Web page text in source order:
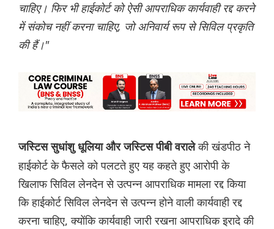
चाहिए। फिर भी हाईकोर्ट को ऐसी आपराधिक कार्यवाही रद्द करने
में संकोच नहीं करना चाहिए, जो अनिवार्य रूप से सिविल प्रकृति
की हैं।"
जस्टिस सुधांशु धूलिया और जस्टिस पीबी वरालेकी खंडपीठ ने
हाईकोर्ट के फैसले को पलटते हुए यह कहते हुए आरोपी के
खिलाफ सिविल लेनदेन से उत्पन्न आपराधिक मामला रद्द किया
कि हाईकोर्ट सिविल लेनदेन से उत्पन्न होने वाली कार्यवाही रद्द
करना चाहिए, क्योंकि कार्यवाही जारी रखना आपराधिक इरादे की